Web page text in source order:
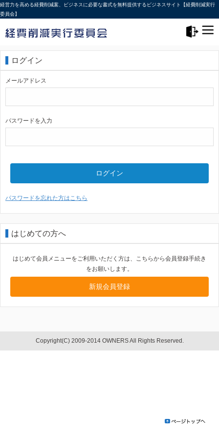
経営力を高める経費削減案、ビジネスに必要な書式を無料提供するビジネスサイト【経費削減実行
委員会】
ログイン
メールアドレス
パスワードを入力
ログイン
パスワードを忘れた方はこちら
はじめての方へ
はじめて会員メニューをご利用いただく方は、こちらから会員登録手続き
をお願いします。
新規会員登録
Copyright(C) 2009-2014 OWNERS All Rights Reserved.